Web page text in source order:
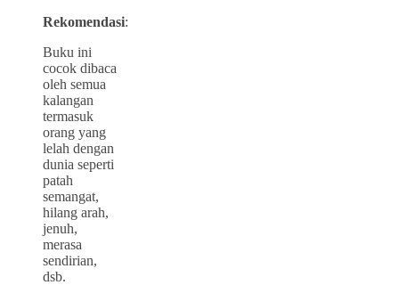
Rekomendasi:
Buku ini
cocok dibaca
oleh semua
kalangan
termasuk
orang yang
lelah dengan
dunia seperti
patah
semangat,
hilang arah,
jenuh,
merasa
sendirian,
dsb.